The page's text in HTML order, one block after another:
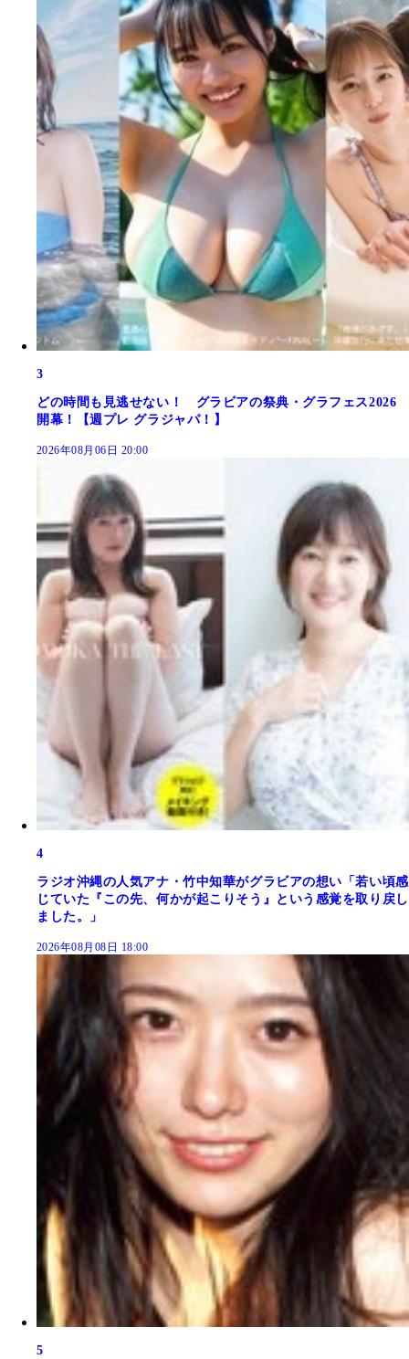
3
どの時間も見逃せない！ グラビアの祭典・グラフェス2026
開幕！【週プレ グラジャパ！】
2026年08月06日 20:00
4
ラジオ沖縄の人気アナ・竹中知華がグラビアの想い「若い頃感
じていた『この先、何かが起こりそう』という感覚を取り戻し
ました。」
2026年08月08日 18:00
5